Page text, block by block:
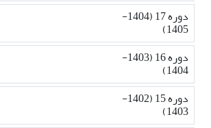
دوره 17 (1404-
1405)
دوره 16 (1403-
1404)
دوره 15 (1402-
1403)